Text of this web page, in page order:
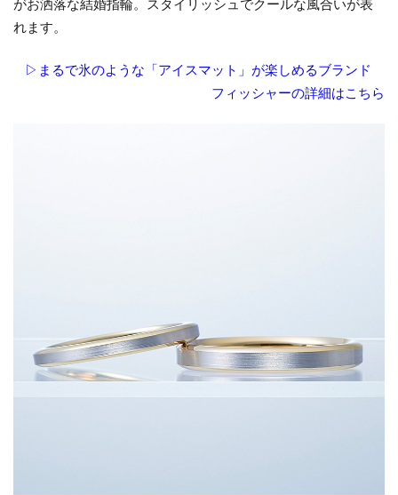
がお洒落な結婚指輪。スタイリッシュでクールな風合いが表
れます。
▷まるで氷のような「アイスマット」が楽しめるブランド
フィッシャーの詳細はこちら